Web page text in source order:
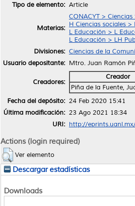
Tipo de elemento: Article
Materias:
CONACYT > Ciencias
H Ciencias sociales
L Educación > L
L Educación > LH
Divisiones: Ciencias de la
Usuario depositante: Mtro. Juan Ramón
Creadores:
Creador
Piña de la Fuente,
Fecha del depósito: 24 Feb 2020 15:41
Última modificación: 23 Ago 2021 18:34
URI: http://
Actions (login required)
Ver elemento
Descargar estadísticas
Downloads